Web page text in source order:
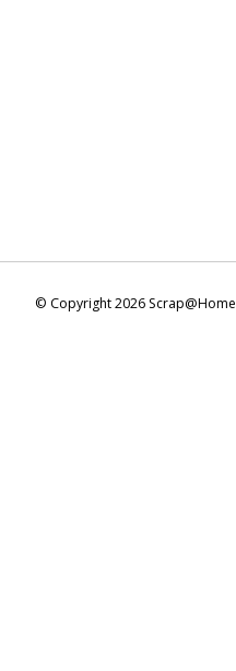
© Copyright 2026 Scrap@Home